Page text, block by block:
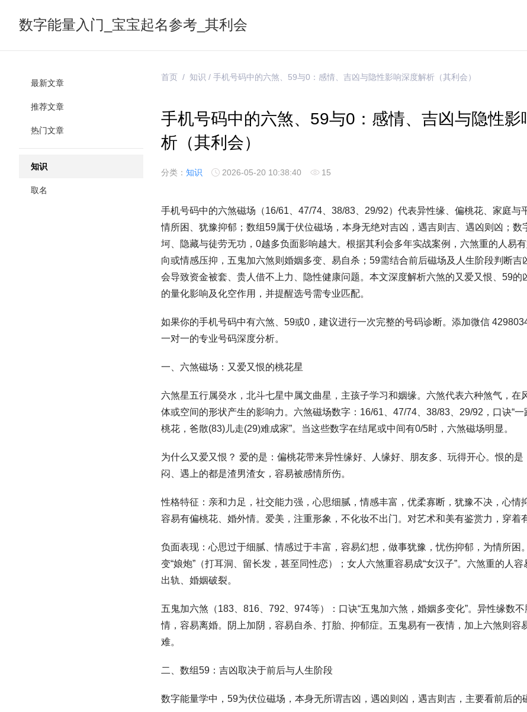
数字能量入门_宝宝起名参考_其利会
最新文章
推荐文章
热门文章
知识
取名
首页 / 知识 / 手机号码中的六煞、59与0：感情、吉凶与隐性影响深度解析（其利会）
手机号码中的六煞、59与0：感情、吉凶与隐性影
析（其利会）
分类： 知识 2026-05-20 10:38:40 15
手机号码中的六煞磁场（16/61、47/74、38/83、29/92）代表异性缘、偏桃花、家庭与
情所困、犹豫抑郁；数组59属于伏位磁场，本身无绝对吉凶，遇吉则吉、遇凶则凶；数
坷、隐藏与徒劳无功，0越多负面影响越大。根据其利会多年实战案例，六煞重的人易
向或情感压抑，五鬼加六煞则婚姻多变、易自杀；59需结合前后磁场及人生阶段判断吉
会导致资金被套、贵人借不上力、隐性健康问题。本文深度解析六煞的又爱又恨、59的
的量化影响及化空作用，并提醒选号需专业匹配。
如果你的手机号码中有六煞、59或0，建议进行一次完整的号码诊断。添加微信
一对一的专业号码深度分析。
一、六煞磁场：又爱又恨的桃花星
六煞星五行属癸水，北斗七星中属文曲星，主孩子学习和姻缘。六煞代表六种煞气，在
体或空间的形状产生的影响力。六煞磁场数字：16/61、47/74、38/83、29/92，口诀“一
桃花，爸散(83)儿走(29)难成家”。当这些数字在结尾或中间有0/5时，六煞磁场明显。
为什么又爱又恨？ 爱的是：偏桃花带来异性缘好、人缘好、朋友多、玩得开心。恨的是
闷、遇上的都是渣男渣女，容易被感情所伤。
性格特征：亲和力足，社交能力强，心思细腻，情感丰富，优柔寡断，犹豫不决，心情
容易有偏桃花、婚外情。爱美，注重形象，不化妆不出门。对艺术和美有鉴赏力，穿着
负面表现：心思过于细腻、情感过于丰富，容易幻想，做事犹豫，忧伤抑郁，为情所困
变“娘炮”（打耳洞、留长发，甚至同性恋）；女人六煞重容易成“女汉子”。六煞重的人容
出轨、婚姻破裂。
五鬼加六煞（183、816、792、974等）：口诀“五鬼加六煞，婚姻多变化”。异性缘数
情，容易离婚。阴上加阴，容易自杀、打胎、抑郁症。五鬼易有一夜情，加上六煞则容
难。
二、数组59：吉凶取决于前后与人生阶段
数字能量学中，59为伏位磁场，本身无所谓吉凶，遇凶则凶，遇吉则吉，主要看前后的